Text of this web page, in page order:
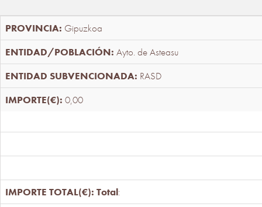
Gipuzkoa
Ayto. de Asteasu
RASD
0,00
Total: